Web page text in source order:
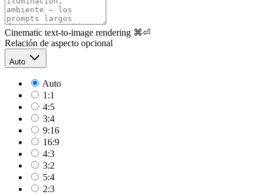
Cinematic text-to-image rendering ⌘⏎
Relación de aspecto opcional
Auto
Auto
1:1
4:5
3:4
9:16
16:9
4:3
3:2
5:4
2:3